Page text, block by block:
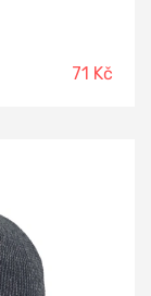
71 Kč